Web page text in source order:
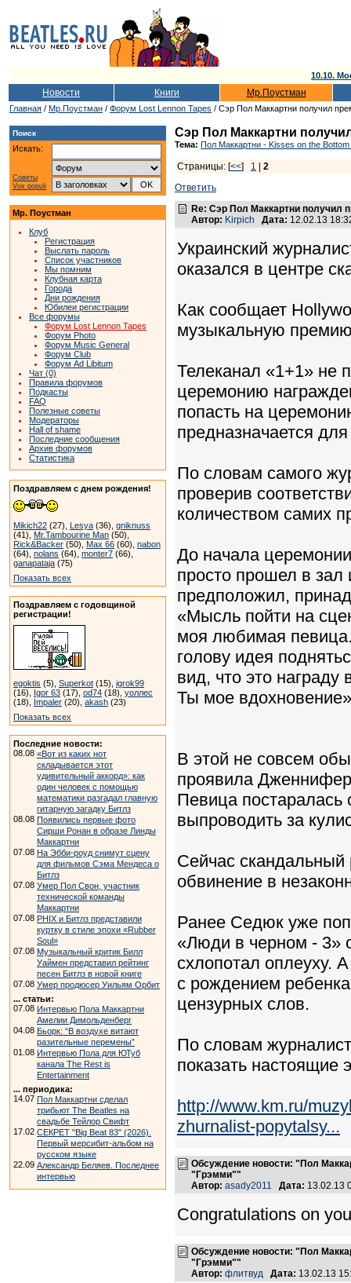
10.10.
Новости Книги Мр.Поустман
Главная / Мр.Поустман / Форум Lost Lennon Tapes / Сэр Пол Маккартни получил
Поиск
Искать:
Советы
Vox populi
Мр. Поустман
Клуб
Регистрация
Выслать пароль
Список участников
Мы помним
Клубная карта
Города
Дни рождения
Юбилеи регистрации
Все форумы
Форум Lost Lennon Tapes
Форум Photo
Форум Music General
Форум Club
Форум Ad Libitum
Чат (0)
Правила форумов
Подкасты
FAQ
Полезные советы
Модераторы
Hall of shame
Последние сообщения
Архив форумов
Статистика
Поздравляем с днем рождения!
Mikich22 (27), Lesya (36), gniknuss
(41), Mr.Tambourine Man (50),
Rick&Backer (50), Max 66 (60), nabon
(64), nolans (64), monter7 (66),
ganapataja (75)
Показать всех
Поздравляем с годовщиной
регистрации!
egoktis (5), Superkot (15), igrok99
(16), Igor 63 (17), od74 (18), уоллес
(18), Impaler (20), akash (23)
Показать всех
Последние новости:
08.08 «Вот из каких нот
складывается этот
удивительный аккорд»: как
один человек с помощью
математики разгадал главную
гитарную загадку Битлз
08.08 Появились первые фото
Сирши Ронан в образе Линды
Маккартни
07.08 На Эбби-роуд снимут сцену
для фильмов Сэма Мендеса о
Битлз
07.08 Умер Пол Свон, участник
технической команды
Маккартни
07.08 PHIX и Битлз представили
куртку в стиле эпохи «Rubber
Soul»
07.08 Музыкальный критик Билл
Уаймен представил рейтинг
песен Битлз в новой книге
07.08 Умер продюсер Уильям Орбит
... статьи:
07.08 Интервью Пола Маккартни
Амелии Димольденберг
04.08 Бьорк: “В воздухе витают
разительные перемены”
01.08 Интервью Пола для ЮТуб
канала The Rest is
Entertainment
... периодика:
14.07 Пол Маккартни сделал
трибьют The Beatles на
свадьбе Тейлор Свифт
17.02 СЕКРЕТ "Big Beat 83" (2026).
Первый мерсибит-альбом на
русском языке
22.09 Александр Беляев. Последнее
интервью
Сэр Пол Маккартни
Тема: Пол Маккартни - Kisses on the
Страницы: [<<] 1
2
Ответить
Re: Сэр Пол Маккартни получил
Автор: Kirpich Дата: 12.02.13
Украинский
оказался в центре
Как сообщает
музыкальную
Телеканал «1+1» не
церемонию
попасть на
предназначается
По словам самого
проверив
количеством самих
До начала
просто прошел в зал
предположил,
«Мысль пойти на
моя любимая
голову идея
вид, что это
Ты мое
В этой не совсем
проявила Дженнифер
Певица постаралась
выпроводить за
Сейчас
обвинение в
Ранее Седюк уже
«Люди в черном - 3»
схлопотал оплеуху.
с рождением
цензурных слов.
По словам
показать настоящие
http://www.km.ru/
zhurnalist-popytalsy...
Обсуждение новости: "Пол
"Грэмми""
Автор: asady2011 Дата: 13.02.13
Congratulations on
Обсуждение новости: "Пол
"Грэмми""
Автор: флитвуд Дата: 13.02.13